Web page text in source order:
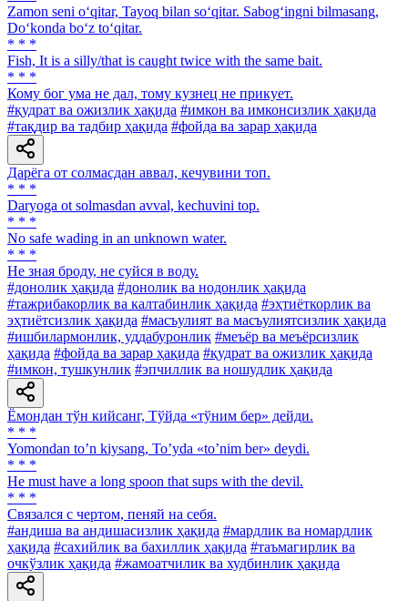
Zamon seni o‘qitar, Tayoq bilan so‘qitar. Sabog‘ingni bilmasang,
Do‘konda bo‘z to‘qitar.
* * *
Fish, It is a silly/that is caught twice with the same bait.
* * *
Кому бог ума не дал, тому кузнец не прикует.
#қудрат ва ожизлик ҳақида #имкон ва имконсизлик ҳақида
#тақдир ва тадбир ҳақида #фойда ва зарар ҳақида
Дарёга от солмасдан аввал, кечувини топ.
* * *
Daryoga ot solmasdan avval, kechuvini top.
* * *
No safe wading in an unknown water.
* * *
He зная броду, не суйся в воду.
#донолик ҳақида #донолик ва нодонлик ҳақида
#тажрибакорлик ва калтабинлик ҳақида #эҳтиёткорлик ва
эҳтиётсизлик ҳақида #масъулият ва масъулиятсизлик ҳақида
#ишбилармонлик, уддабуронлик #меъёр ва меъёрсизлик
ҳақида #фойда ва зарар ҳақида #қудрат ва ожизлик ҳақида
#имкон, тушкунлик #эпчиллик ва ношудлик ҳақида
Ёмондан тўн кийсанг, Тўйда «тўним бер» дейди.
* * *
Yomondan toʼn kiysang, Toʼyda «toʼnim ber» deydi.
* * *
Не must have a long spoon that sups with the devil.
* * *
Связался с чертом, пеняй на себя.
#андиша ва андишасизлик ҳақида #мардлик ва номардлик
ҳақида #сахийлик ва бахиллик ҳақида #таъмагирлик ва
очкўзлик ҳақида #жамоатчилик ва худбинлик ҳақида